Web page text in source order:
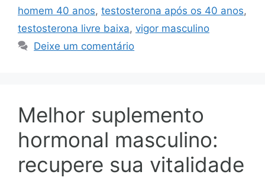
homem 40 anos, testosterona após os 40 anos,
testosterona livre baixa, vigor masculino
Deixe um comentário
Melhor suplemento
hormonal masculino:
recupere sua vitalidade